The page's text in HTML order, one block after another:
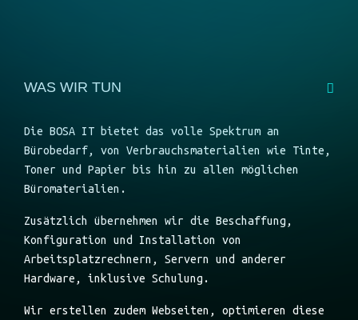
WAS WIR TUN
Die BOSA IT bietet das volle Spektrum an
Bürobedarf, von Verbrauchsmaterialien wie Tinte,
Toner und Papier bis hin zu allen möglichen
Büromaterialien.
Zusätzlich übernehmen wir die Beschaffung,
Konfiguration und Installation von
Arbeitsplatzrechnern, Servern und anderer
Hardware, inklusive Schulung.
Wir erstellen zudem Webseiten, optimieren diese